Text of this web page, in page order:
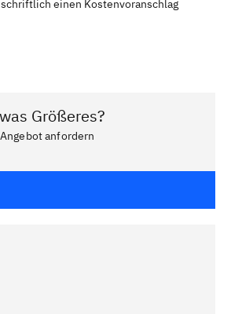
einen Kostenvoranschlag
Größeres?
anfordern